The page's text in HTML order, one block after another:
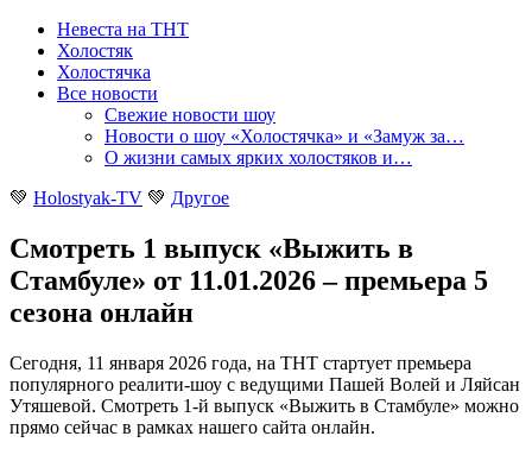
Невеста на ТНТ
Холостяк
Холостячка
Все новости
Свежие новости шоу
Новости о шоу «Холостячка» и «Замуж за…
О жизни самых ярких холостяков и…
💚 Holostyak-TV 💚 Другое
Смотреть 1 выпуск «Выжить в
Стамбуле» от 11.01.2026 – премьера 5
сезона онлайн
Сегодня, 11 января 2026 года, на ТНТ стартует премьера
популярного реалити-шоу с ведущими Пашей Волей и Ляйсан
Утяшевой. Смотреть 1-й выпуск «Выжить в Стамбуле» можно
прямо сейчас в рамках нашего сайта онлайн.